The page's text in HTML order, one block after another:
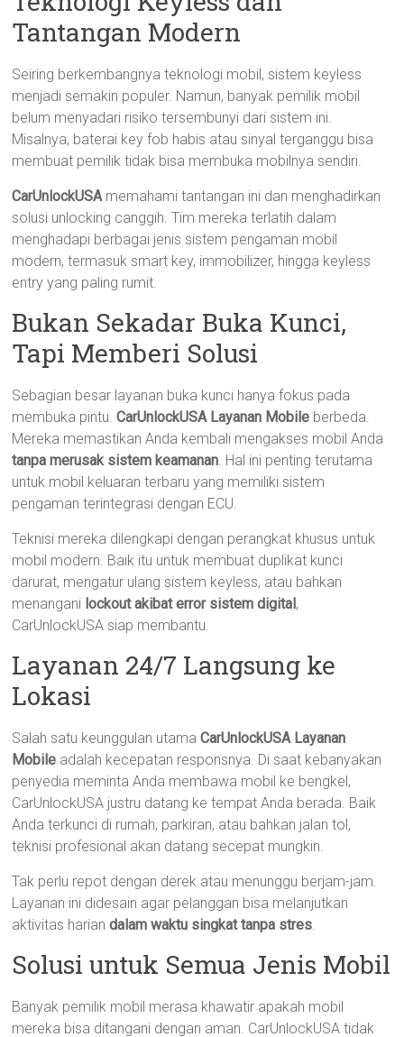
Tantangan Modern
Seiring berkembangnya teknologi mobil, sistem keyless
menjadi semakin populer. Namun, banyak pemilik mobil
belum menyadari risiko tersembunyi dari sistem ini.
Misalnya, baterai key fob habis atau sinyal terganggu bisa
membuat pemilik tidak bisa membuka mobilnya sendiri.
CarUnlockUSAmemahami tantangan ini dan menghadirkan
solusi unlocking canggih. Tim mereka terlatih dalam
menghadapi berbagai jenis sistem pengaman mobil
modern, termasuk smart key, immobilizer, hingga keyless
entry yang paling rumit.
Bukan Sekadar Buka Kunci,
Tapi Memberi Solusi
Sebagian besar layanan buka kunci hanya fokus pada
membuka pintu.CarUnlockUSA Layanan Mobile berbeda.
Mereka memastikan Anda kembali mengakses mobil Anda
tanpa merusak sistem keamanan. Hal ini penting terutama
untuk mobil keluaran terbaru yang memiliki sistem
pengaman terintegrasi dengan ECU.
Teknisi mereka dilengkapi dengan perangkat khusus untuk
mobil modern. Baik itu untuk membuat duplikat kunci
darurat, mengatur ulang sistem keyless, atau bahkan
menangani lockout akibat error sistem digital,
CarUnlockUSA siap membantu.
Layanan 24/7 Langsung ke
Lokasi
Salah satu keunggulan utamaCarUnlockUSA Layanan
Mobile adalah kecepatan responsnya. Di saat kebanyakan
penyedia meminta Anda membawa mobil ke bengkel,
CarUnlockUSA justru datang ke tempat Anda berada. Baik
Anda terkunci di rumah, parkiran, atau bahkan jalan tol,
teknisi profesional akan datang secepat mungkin.
Tak perlu repot dengan derek atau menunggu berjam-jam.
Layanan ini didesain agar pelanggan bisa melanjutkan
aktivitas hariandalam waktu singkat tanpa stres.
Solusi untuk Semua Jenis Mobil
Banyak pemilik mobil merasa khawatir apakah mobil
mereka bisa ditangani dengan aman. CarUnlockUSA tidak